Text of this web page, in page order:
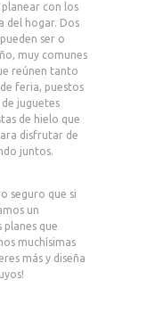
con los
del hogar. Dos
ser o
muy comunes
reúnen tanto
feria, puestos
juguetes
de hielo que
disfrutar de
juntos.
seguro que si
un
que
muchísimas
más y diseña